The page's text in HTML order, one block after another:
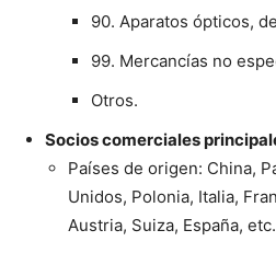
90. Aparatos ópticos,
99. Mercancías no
Otros.
Socios comerciales
Países de origen: China,
Unidos, Polonia, Italia,
Austria, Suiza, España, etc.